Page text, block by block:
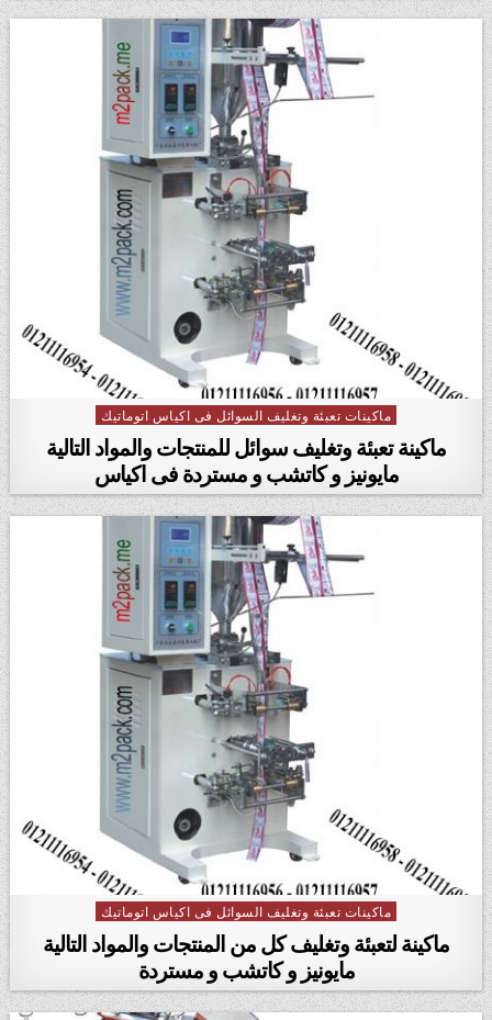
Posted in
ماكينات تعبئة وتغليف السوائل فى اكياس اتوماتيك
ماكينة تعبئة وتغليف سوائل للمنتجات والمواد التالية
مايونيز و كاتشب و مستردة فى اكياس
Posted in
ماكينات تعبئة وتغليف السوائل فى اكياس اتوماتيك
ماكينة لتعبئة وتغليف كل من المنتجات والمواد التالية
مايونيز و كاتشب و مستردة